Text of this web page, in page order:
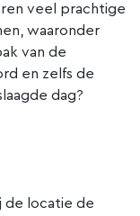
veel prachtige
waaronder
van de
en zelfs de
dag?
de locatie de